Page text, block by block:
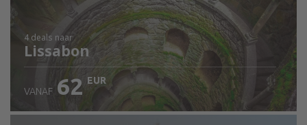
4 deals naar
Lissabon
VANAF 62 EUR